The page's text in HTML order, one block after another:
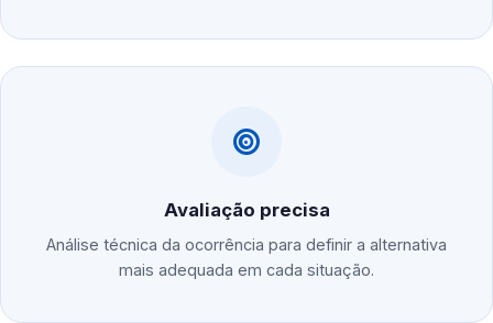
Avaliação precisa
Análise técnica da ocorrência para definir a alternativa
mais adequada em cada situação.